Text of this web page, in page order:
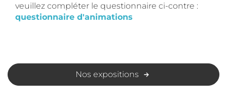
veuillez compléter le questionnaire ci-contre :
questionnaire d'animations
Nos expositions